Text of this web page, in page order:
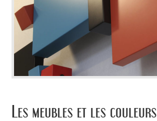
Les meubles et les couleurs